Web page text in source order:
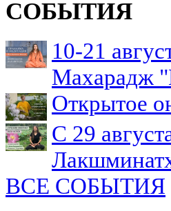
СОБЫТИЯ
10-21
Махарадж
Открытое
С 29
ВСЕ СОБЫТИЯ